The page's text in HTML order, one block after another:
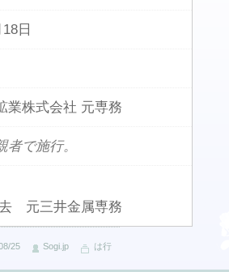
日
業株式会社 元専務
で施行。
去 元三井金属専務
25 Sogi.jp は行